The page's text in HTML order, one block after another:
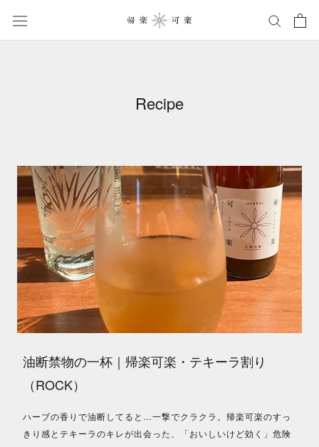
ッ
Recipe
油断禁物の一杯｜帰楽可楽・テキーラ割り
（ROCK）
ハーブの香りで油断してると…一撃でクラクラ。帰楽可楽のすっ
きり感とテキーラのキレが出会った、「おいしいけど効く」危険